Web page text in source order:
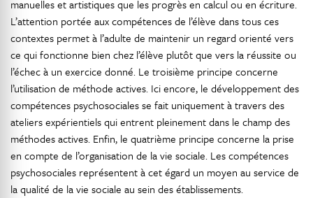
manuelles et artistiques que les progrès en calcul ou en écriture.
L’attention portée aux compétences de l’élève dans tous ces
contextes permet à l’adulte de maintenir un regard orienté vers
ce qui fonctionne bien chez l’élève plutôt que vers la réussite ou
l’échec à un exercice donné. Le troisième principe concerne
l’utilisation de méthode actives. Ici encore, le développement des
compétences psychosociales se fait uniquement à travers des
ateliers expérientiels qui entrent pleinement dans le champ des
méthodes actives. Enfin, le quatrième principe concerne la prise
en compte de l’organisation de la vie sociale. Les compétences
psychosociales représentent à cet égard un moyen au service de
la qualité de la vie sociale au sein des établissements.